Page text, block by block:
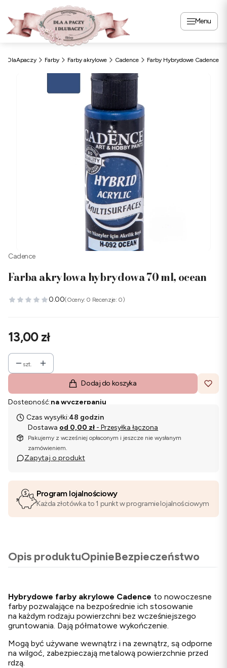
Menu
DlaApaczy Farby Farby akrylowe Cadence Farby Hybrydowe Cadence
Cadence
Farba akrylowa hybrydowa 70 ml, ocean
0.00(Oceny: 0 Recenzje: 0)
Cena
13,00 zł
szt.
Dodaj do koszyka
Dostępność:na wyczerpaniu
Czas wysyłki:48 godzin
Dostawa od 0,00 zł - Przesyłka łączona
Pakujemy z wcześniej opłaconym i jeszcze nie wysłanym
zamówieniem.
Zapytaj o produkt
Program lojalnościowy
Każda złotówka to 1 punkt w programie lojalnościowym
Opis produktuOpinieBezpieczeństwo
Hybrydowe farby akrylowe Cadence to nowoczesne
farby pozwalające na bezpośrednie ich stosowanie
na każdym rodzaju powierzchni bez wcześniejszego
gruntowania. Dają półmatowe wykończenie.
Mogą być używane wewnątrz i na zewnątrz, są odporne
na wilgoć, zabezpieczają metalową powierzchnie przed
rdzą.